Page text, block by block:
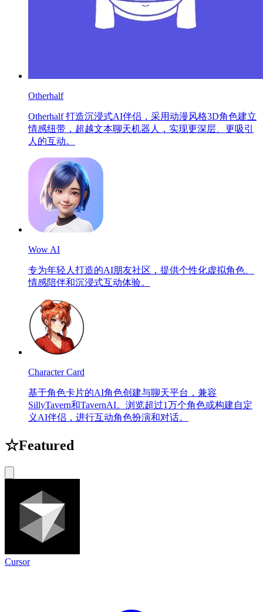
Otherhalf
Otherhalf 打造沉浸式AI伴侣，采用动漫风格3D角色建立
情感纽带，超越文本聊天机器人，实现更深层、更吸引
人的互动。
Wow AI
专为年轻人打造的AI朋友社区，提供个性化虚拟角色、
情感陪伴和沉浸式互动体验。
Character Card
基于角色卡片的AI角色创建与聊天平台，兼容
SillyTavern和TavernAI。浏览超过1万个角色或构建自定
义AI伴侣，进行互动角色扮演和对话。
☆Featured
Cursor